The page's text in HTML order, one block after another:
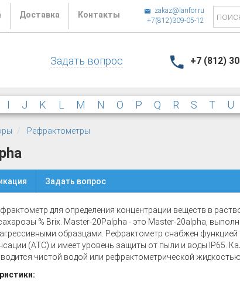
Доставка Контакты
zakaz@lanfor.ru
+7(812)309-05-12
Задать вопрос +7 (812)
I J K L M N O P Q R S T U
Рефрактометры
Задать вопрос
для определения концентрации веществ в
% Brix. Master-20Palpha - это Master-20alpha,
образцами. Рефрактометр снабжен функцией
(ATC) и имеет уровень защиты от пыли и воды IP65.
чистой водой или рефрактометрической